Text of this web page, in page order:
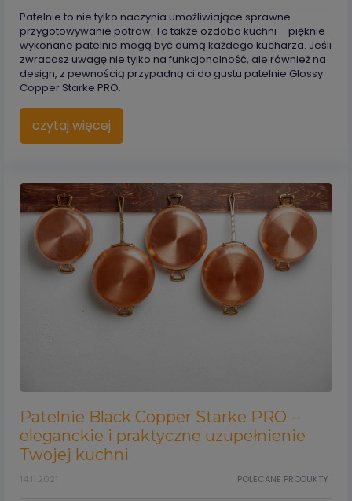
Patelnie to nie tylko naczynia umożliwiające sprawne
przygotowywanie potraw. To także ozdoba kuchni – pięknie
wykonane patelnie mogą być dumą każdego kucharza. Jeśli
zwracasz uwagę nie tylko na funkcjonalność, ale również na
design, z pewnością przypadną ci do gustu patelnie Glossy
Copper Starke PRO.
czytaj więcej
Patelnie Black Copper Starke PRO –
eleganckie i praktyczne uzupełnienie
Twojej kuchni
POLECANE PRODUKTY
14.11.2021